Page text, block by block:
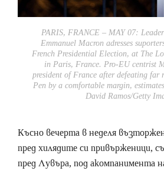
PARIS, FRANCE – MAY 07:
Emmanuel Macron adresses
French Presidential Election, at The
in Paris, France. Pro-EU centrist
president of France after defeating
Pen by a comfortable margin,
David Ramos/Getty
Късно вечерта в неделя
пред хилядите си привърженици,
пред Лувъра, под акомпанимента